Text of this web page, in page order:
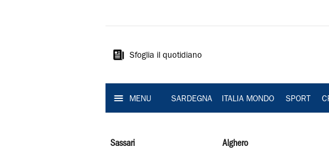
Sardegna
Sfoglia il quotidiano
MENU SARDEGNA ITALIA MONDO SPORT
Sassari Alghero